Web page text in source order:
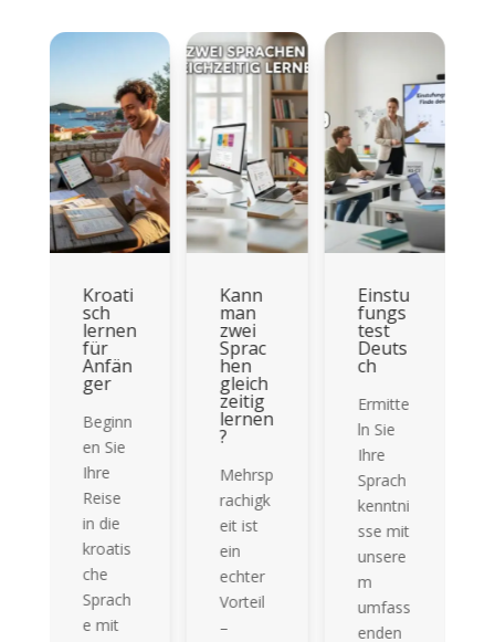
Kroati
sch
lernen
für
Anfän
ger
Beginn
en Sie
Ihre
Reise
in die
kroatis
che
Sprach
e mit
Kann
man
zwei
Sprac
hen
gleich
zeitig
lernen
?
Mehrsp
rachigk
eit ist
ein
echter
Vorteil
–
Einstu
fungs
test
Deuts
ch
Ermitte
ln Sie
Ihre
Sprach
kenntni
sse mit
unsere
m
umfass
enden